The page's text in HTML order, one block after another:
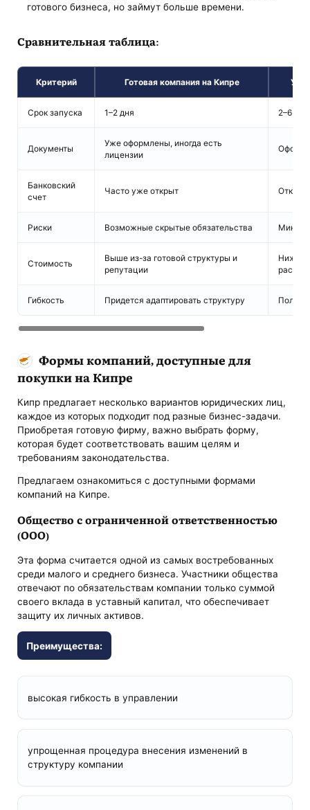
готового бизнеса, но займут больше времени.
Сравнительная таблица:
Критерий Готовая компания на Кипре
Срок запуска 1–2 дня 2–6
Документы
Уже оформлены, иногда есть
лицензии
Банковский
счет
Часто уже открыт
Риски Возможные скрытые обязательства
Стоимость
Выше из-за готовой структуры и
репутации
Ниже,
Гибкость Придется адаптировать структуру
Формы компаний, доступные для
покупки на Кипре
Кипр предлагает несколько вариантов юридических лиц,
каждое из которых подходит под разные бизнес-задачи.
Приобретая готовую фирму, важно выбрать форму,
которая будет соответствовать вашим целям и
требованиям законодательства.
Предлагаем ознакомиться с доступными формами
компаний на Кипре.
Общество с ограниченной ответственностью
(ООО)
Эта форма считается одной из самых востребованных
среди малого и среднего бизнеса. Участники общества
отвечают по обязательствам компании только суммой
своего вклада в уставный капитал, что обеспечивает
защиту их личных активов.
Преимущества:
высокая гибкость в управлении
упрощенная процедура внесения изменений в
структуру компании